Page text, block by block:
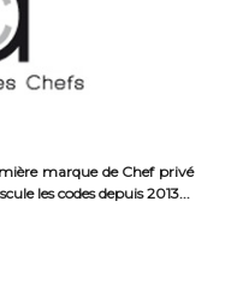
marque de Chef privé
les codes depuis 2013...